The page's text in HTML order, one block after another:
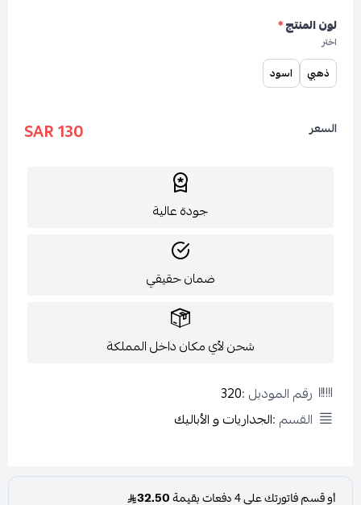
لون المنتج*
اختر
ذهبي اسود
السعر 130 SAR
جودة عالية
ضمان حقيقي
شحن لأي مكان داخل المملكة
رقم الموديل :320
القسم :الجداريات و الأباليك